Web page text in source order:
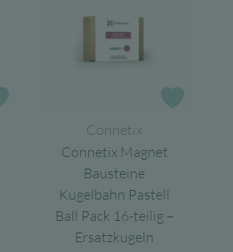
Connetix
Connetix Magnet
Bausteine
Kugelbahn Pastell
Ball Pack 16-teilig –
Ersatzkugeln